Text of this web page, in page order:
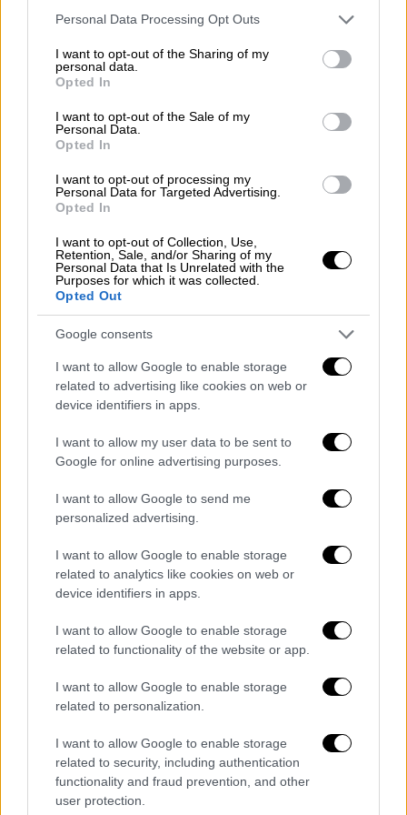
Please note that this website/app uses one or more Google
not limited to your visit or usage behaviour. You may click to
grant or deny consent to Google and its third-party tags to
use your data for below specified purposes in below Google
consent section.
Personal Data Processing Opt Outs
I want to opt-out of the Sharing of my
personal data.
Opted In
I want to opt-out of the Sale of my
Personal Data.
Opted In
I want to opt-out of processing my
Personal Data for Targeted Advertising.
Opted In
I want to opt-out of Collection, Use,
Retention, Sale, and/or Sharing of my
Personal Data that Is Unrelated with the
Purposes for which it was collected.
Opted Out
Google consents
I want to allow Google to enable storage
related to advertising like cookies on web or
device identifiers in apps.
I want to allow my user data to be sent to
Google for online advertising purposes.
I want to allow Google to send me
personalized advertising.
I want to allow Google to enable storage
related to analytics like cookies on web or
device identifiers in apps.
I want to allow Google to enable storage
related to functionality of the website or app.
I want to allow Google to enable storage
related to personalization.
I want to allow Google to enable storage
related to security, including authentication
functionality and fraud prevention, and other
user protection.
οι λέξεις «κατ' εξαίρεση», β) το τρίτο εδάφιο
τροποποιείται, προκειμένου να προβλεφθεί
επιπλέον συντελεστής φόρου τέσσερα τοις
εκατό (4%), και η παρ. 1 διαμορφώνεται ως
«1. Ο συντελεστής του φόρου
είκοσι τέσσερα τοις εκατό (24%) στη
φορολογητέα αξία.
Για τα αγαθά και τις υπηρεσίες που
περιλαμβάνονται στο Παράρτημα III του
παρόντος, ο συντελεστής του φόρου
ορίζεται σε δεκατρία τοις εκατό (13%).
Για τα αγαθά και τις υπηρεσίες για τα οποία
υπάρχει ειδική πρόβλεψη στο Παράρτημα III
του παρόντος, ο συντελεστής του φόρου
ορίζεται σε έξι τοις εκατό (6%) και σε
τέσσερα τοις εκατό (4%) κατά περίπτωση.
Ο συντελεστής Φ.Π.Α. που ορίζεται για τα
αγαθά και τις υπηρεσίες του Παραρτήματος
III δεν εφαρμόζεται στις ηλεκτρονικά
παρεχόμενες υπηρεσίες, με την εξαίρεση
εκείνων που εμπίπτουν στην παρ. 8 του
Παραρτήματος III.».
Παραρτήματος III του Κώδικα Φ.Π.Α.,
«55. Γεωργικοί ελκυστήρες και ελκυστήρες
δασών (ΔΚ ΕΧ 8701), γεωργικές μηχανές,
συσκευές και εργαλεία (ΔΚ ΕΧ 8201, ΕΧ 8413,